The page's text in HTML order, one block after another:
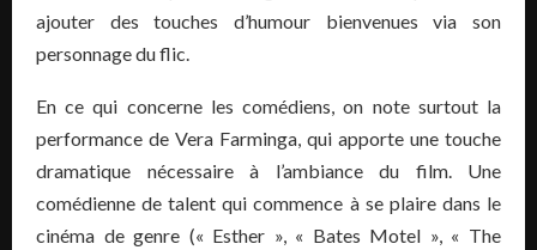
ajouter des touches d’humour bienvenues via son
personnage du flic.
En ce qui concerne les comédiens, on note surtout la
performance de Vera Farminga, qui apporte une touche
dramatique nécessaire à l’ambiance du film. Une
comédienne de talent qui commence à se plaire dans le
cinéma de genre (« Esther », « Bates Motel », « The